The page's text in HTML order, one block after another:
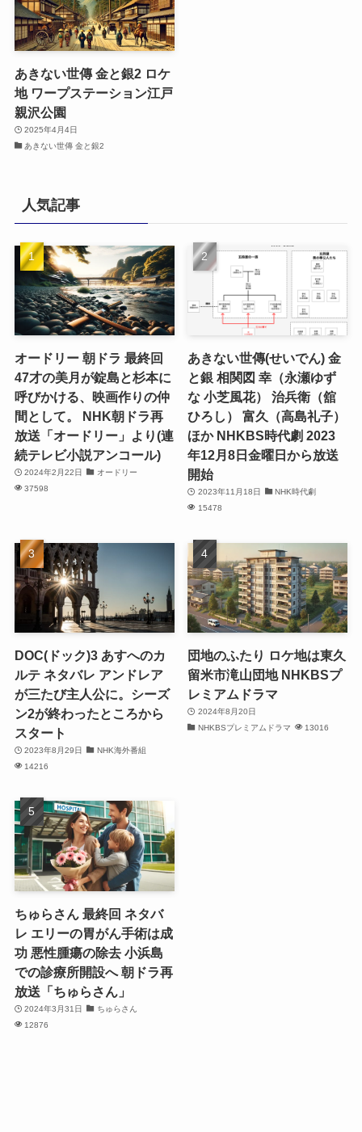
あきない世傳 金と銀2 ロケ
地 ワープステーション江戸
親沢公園
2025年4月4日
あきない世傳 金と銀2
人気記事
オードリー 朝ドラ 最終回
47才の美月が錠島と杉本に
呼びかける、映画作りの仲
間として。 NHK朝ドラ再
放送「オードリー」より(連
続テレビ小説アンコール)
2024年2月22日
オードリー
37598
あきない世傳(せいでん) 金
と銀 相関図 幸（永瀬ゆず
な 小芝風花） 治兵衛（舘
ひろし） 富久（高島礼子）
ほか NHKBS時代劇 2023
年12月8日金曜日から放送
開始
2023年11月18日
NHK時代劇
15478
DOC(ドック)3 あすへのカ
ルテ ネタバレ アンドレア
が三たび主人公に。シーズ
ン2が終わったところから
スタート
2023年8月29日
NHK海外番組
14216
団地のふたり ロケ地は東久
留米市滝山団地 NHKBSプ
レミアムドラマ
2024年8月20日
NHKBSプレミアムドラマ
13016
ちゅらさん 最終回 ネタバ
レ エリーの胃がん手術は成
功 悪性腫瘍の除去 小浜島
での診療所開設へ 朝ドラ再
放送「ちゅらさん」
2024年3月31日
ちゅらさん
12876